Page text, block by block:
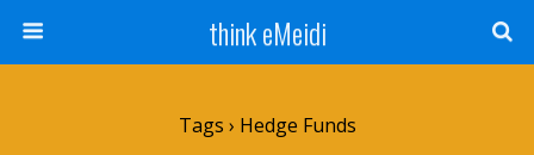
think eMeidi
Tags › Hedge Funds